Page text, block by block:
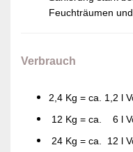
Feuchträumen
Verbrauch
2,4 Kg = ca. 1,2 l
12 Kg = ca. 6 l
24 Kg = ca. 12 l